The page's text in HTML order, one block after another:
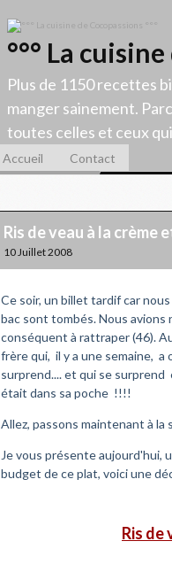
°°° La
Plus de 1150 recettes
manger sainement.
toutes celles et ceux
Accueil Contact
Ris de veau à la crème
10 Juillet 2008
Ce soir, un billet tardif car
bac sont tombés. Nous
conséquent à rattraper (46).
frère qui, il y a une semaine, a
surprend.... et qui se surprend
était dans sa poche !!!!
Allez, passons maintenant à la
Je vous présente aujourd'hui,
budget de ce plat, voici une
Ris de